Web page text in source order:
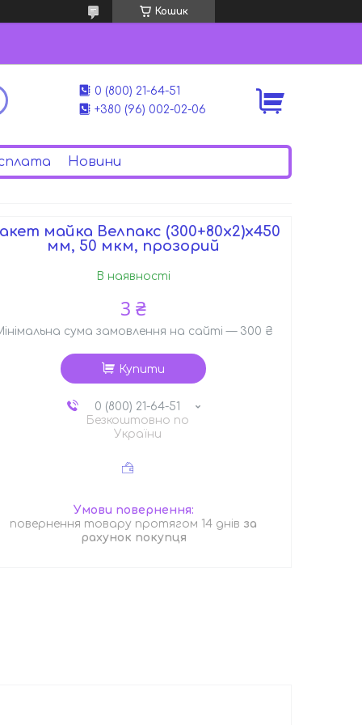
Кошик
0 (800) 21-64-51
+380 (96) 002-02-06
Новини
майка Велпакс (300+80х2)х450
мм, 50 мкм, прозорий
В наявності
3 ₴
сума замовлення на сайті — 300 ₴
Купити
0 (800) 21-64-51
Безкоштовно по
України
повернення товару протягом 14 днів за
рахунок покупця